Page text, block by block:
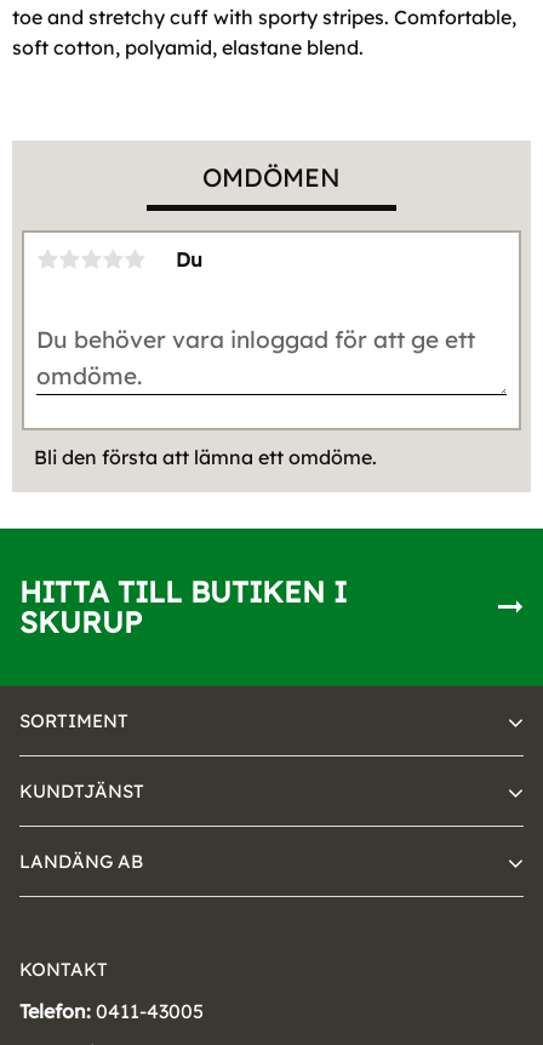
toe and stretchy cuff with sporty stripes. Comfortable,
soft cotton, polyamid, elastane blend.
OMDÖMEN
Du
Bli den första att lämna ett omdöme.
HITTA TILL BUTIKEN I
SKURUP
SORTIMENT
KUNDTJÄNST
LANDÄNG AB
KONTAKT
Telefon: 0411-43005